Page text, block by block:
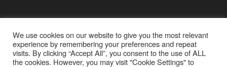
Cookie Policy Datenschutz
We use cookies on our website to give you the most relevant
experience by remembering your preferences and repeat
visits. By clicking “Accept All”, you consent to the use of ALL
the cookies. However, you may visit "Cookie Settings" to